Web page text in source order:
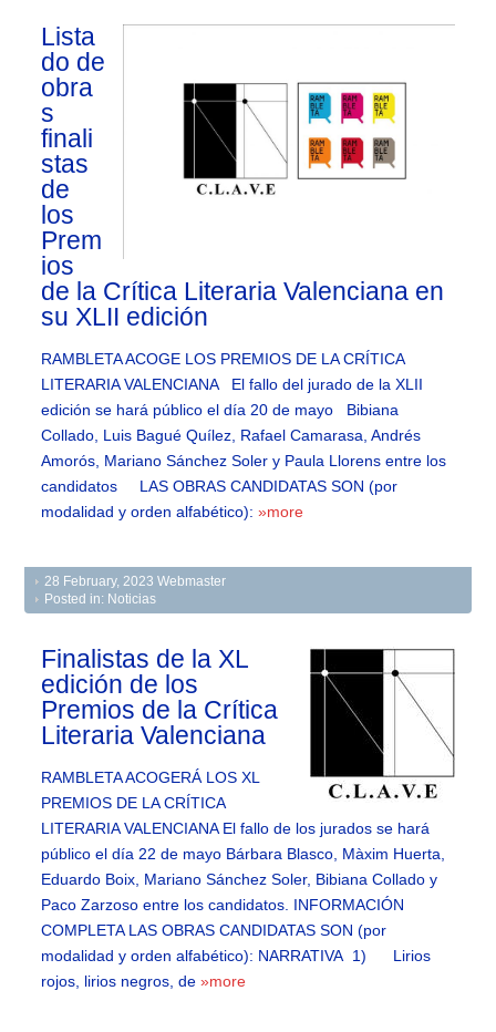
Lista
do de
obra
s
finali
stas
de
los
Prem
ios
de la Crítica Literaria Valenciana en
su XLII edición
RAMBLETA ACOGE LOS PREMIOS DE LA CRÍTICA
LITERARIA VALENCIANA El fallo del jurado de la XLII
edición se hará público el día 20 de mayo Bibiana
Collado, Luis Bagué Quílez, Rafael Camarasa, Andrés
Amorós, Mariano Sánchez Soler y Paula Llorens entre los
candidatos LAS OBRAS CANDIDATAS SON (por
modalidad y orden alfabético):»more
28 February, 2023 Webmaster
Posted in: Noticias
Finalistas de la XL
edición de los
Premios de la Crítica
Literaria Valenciana
RAMBLETA ACOGERÁ LOS XL
PREMIOS DE LA CRÍTICA
LITERARIA VALENCIANA El fallo de los jurados se hará
público el día 22 de mayo Bárbara Blasco, Màxim Huerta,
Eduardo Boix, Mariano Sánchez Soler, Bibiana Collado y
Paco Zarzoso entre los candidatos. INFORMACIÓN
COMPLETA LAS OBRAS CANDIDATAS SON (por
modalidad y orden alfabético): NARRATIVA 1) Lirios
rojos, lirios negros, de»more